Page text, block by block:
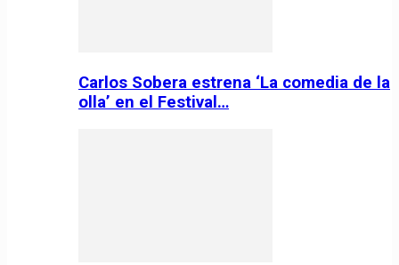
Carlos Sobera estrena ‘La comedia de la
olla’ en el Festival…